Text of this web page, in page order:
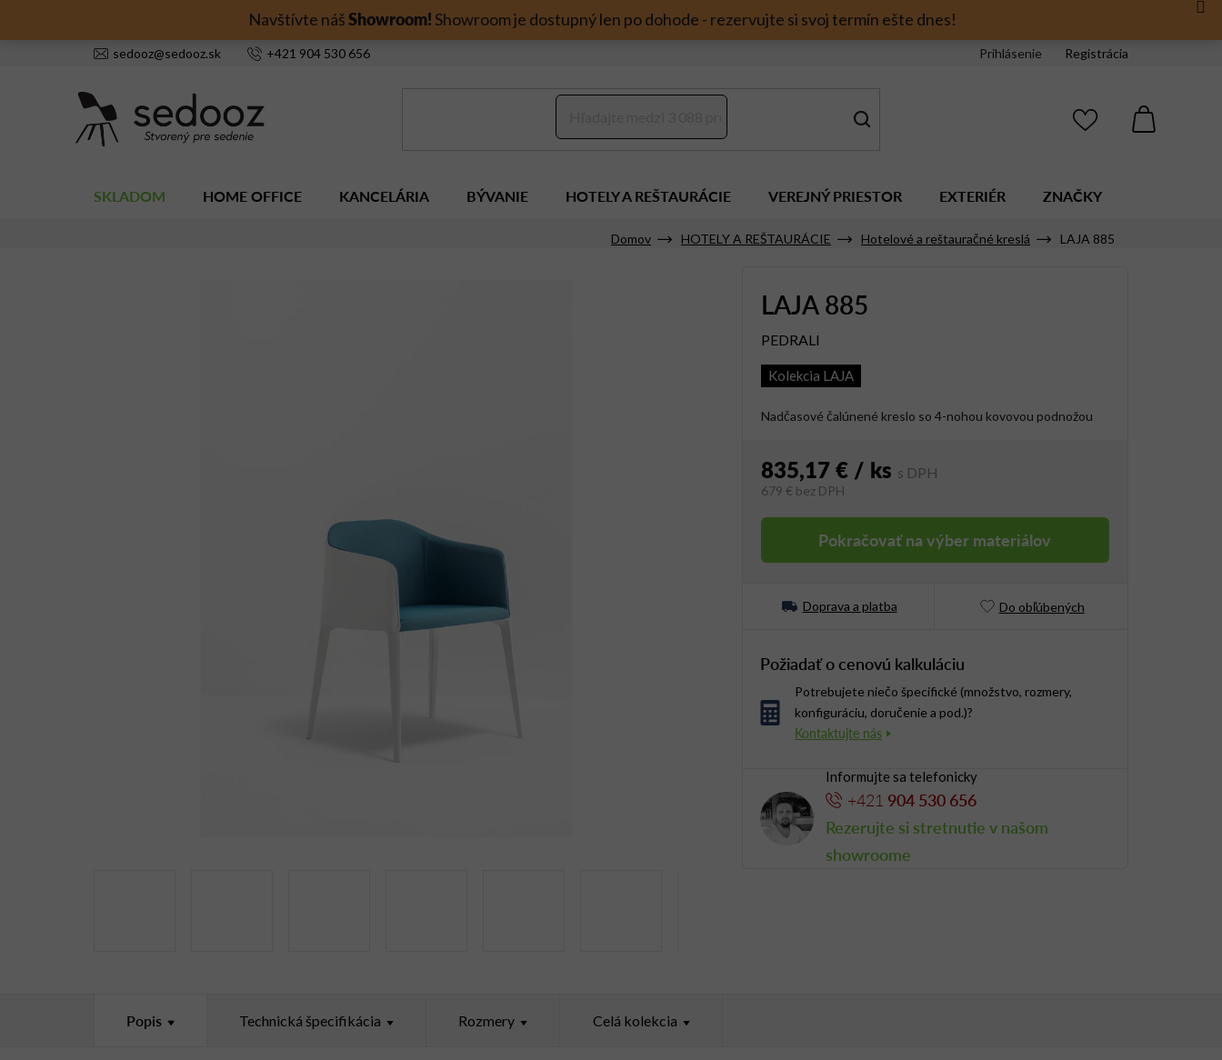
Navštívte nášShowroom!Showroom je dostupný len po dohode - rezervujte si svoj termín ešte dnes!
sedooz@sedooz.sk +421 904 530 656 Prihlásenie Registrácia
SKLADOM HOME OFFICE KANCELÁRIA BÝVANIE HOTELY A REŠTAURÁCIE VEREJNÝ PRIESTOR EXTERIÉR ZNAČKY
Domov HOTELY A REŠTAURÁCIE Hotelové a reštauračné kreslá LAJA 885
LAJA 885
PEDRALI
Kolekcia LAJA
Nadčasové čalúnené kreslo so 4-nohou kovovou podnožou
835,17 € / ks
679 €bez DPH
Pokračovať na výber materiálov
Doprava a platba Do obľúbených
Požiadať o cenovú kalkuláciu
Potrebujete niečo špecifické (množstvo, rozmery,
konfiguráciu, doručenie a pod.)?
Informujte sa telefonicky
+421 904 530 656
Rezerujte si stretnutie v našom
showroome
Popis Technická špecifikácia Rozmery Celá kolekcia